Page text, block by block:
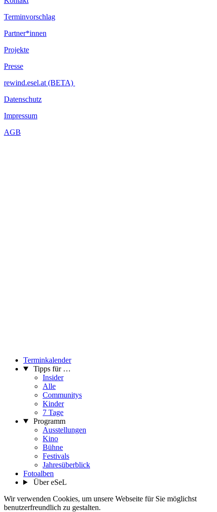
Terminvorschlag
Partner*innen
Projekte
Presse
rewind.esel.at (BETA)
Datenschutz
Impressum
AGB
Terminkalender
Tipps für …
Insider
Alle
Communitys
Kinder
7 Tage
Programm
Ausstellungen
Kino
Bühne
Festivals
Jahresüberblick
Fotoalben
Über eSeL
Wir verwenden Cookies, um unsere Webseite für Sie möglichst
benutzerfreundlich zu gestalten.